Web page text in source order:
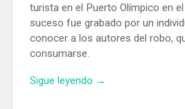
turista en el Puerto Olímpico en
suceso fue grabado por un
conocer a los autores del robo,
consumarse.
Sigue leyendo «Detienen
→